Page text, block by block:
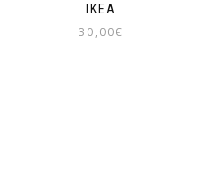
IKEA
30,00€